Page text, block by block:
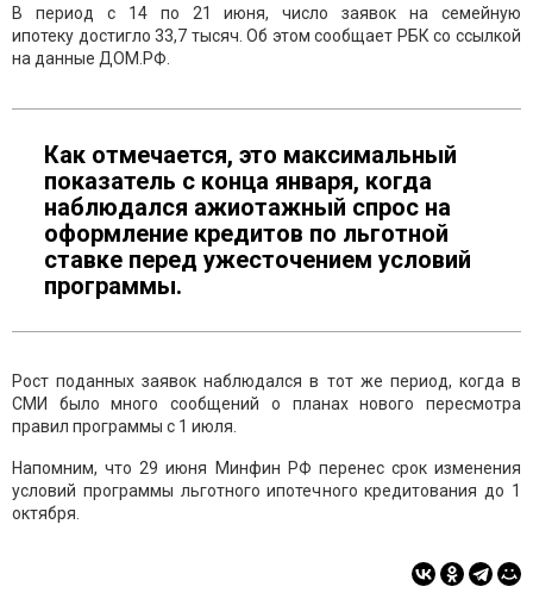
В период с 14 по 21 июня, число заявок на семейную
ипотеку достигло 33,7 тысяч. Об этом сообщает РБК со ссылкой
на данные ДОМ.РФ.
Как отмечается, это максимальный
показатель с конца января, когда
наблюдался ажиотажный спрос на
оформление кредитов по льготной
ставке перед ужесточением условий
программы.
Рост поданных заявок наблюдался в тот же период, когда в
СМИ было много сообщений о планах нового пересмотра
правил программы с 1 июля.
Напомним, что 29 июня Минфин РФ перенес срок изменения
условий программы льготного ипотечного кредитования до 1
октября.